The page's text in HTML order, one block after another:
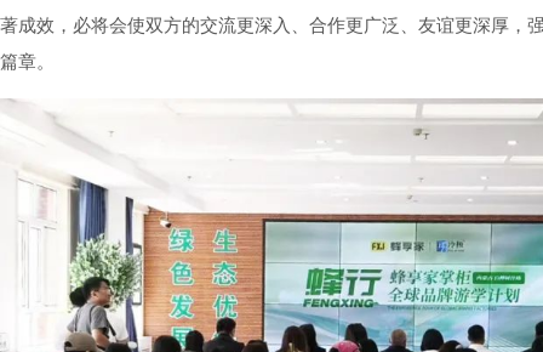
著成效，必将会使双方的交流更深入、合作更广泛、友谊更深厚，
篇章。